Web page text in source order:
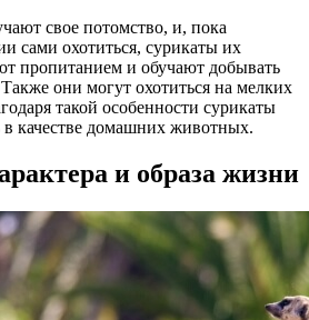
свое потомство, и, пока
сами охотиться, сурикаты их
пропитанием и обучают добывать
они могут охотиться на мелких
такой особенности сурикаты
в качестве домашних животных.
и образа жизни